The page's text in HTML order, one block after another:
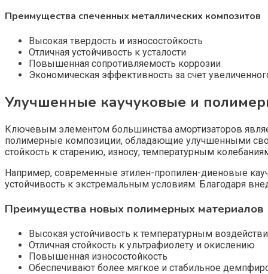
Преимущества спеченных металлических композитов
Высокая твердость и износостойкость
Отличная устойчивость к усталости
Повышенная сопротивляемость коррозии
Экономическая эффективность за счет
Улучшенные каучуковые и
Ключевым элементом большинства амортизаторов
полимерные композиции, обладающие улучшенными
стойкость к старению, износу, температурным
Например, современные этилен-пропилен-диеновые
устойчивость к экстремальным условиям. Благодаря
Преимущества новых полимерных материалов
Высокая устойчивость к температурным
Отличная стойкость к ультрафиолету и окислению
Повышенная износостойкость
Обеспечивают более мягкое и стабильное